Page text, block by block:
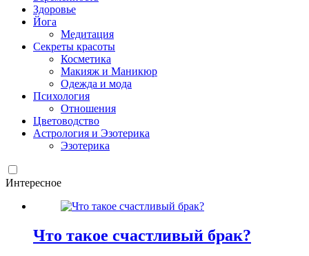
Здоровье
Йога
Медитация
Секреты красоты
Косметика
Макияж и Маникюр
Одежда и мода
Психология
Отношения
Цветоводство
Астрология и Эзотерика
Эзотерика
Интересное
Что такое счастливый брак?